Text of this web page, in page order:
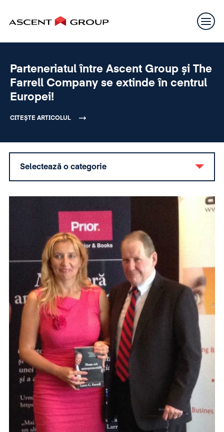
Parteneriatul între Ascent Group și The
Farrell Company se extinde în centrul
Europei!
CITEȘTE ARTICOLUL
Selectează o categorie